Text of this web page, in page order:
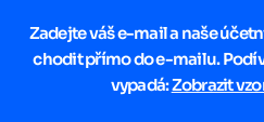
Zadejte váš e-mail a naše
chodit přímo do e-mailu.
vypadá:Zobrazit